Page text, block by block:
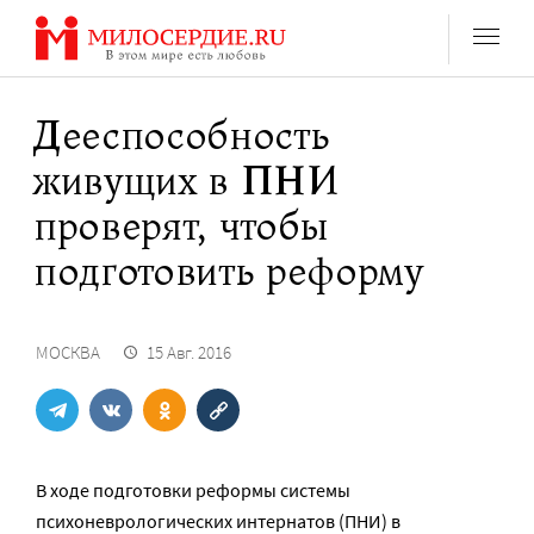
Перейти
содержанию
Дееспособность
живущих в ПНИ
проверят, чтобы
подготовить реформу
МОСКВА 15 Авг. 2016
В ходе подготовки реформы системы
психоневрологических интернатов (ПНИ) в